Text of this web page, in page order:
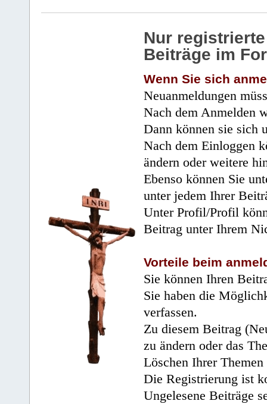
Nur
Beiträge im
Wenn Sie sich
Neuanmeldungen
Nach dem Anmelden
Dann können sie sich
Nach dem Einloggen
ändern oder weitere
Ebenso können Sie
unter jedem Ihrer
Unter Profil/Profil
Beitrag unter Ihrem
Vorteile beim
Sie können Ihren
Sie haben die
verfassen.
Zu diesem Beitrag
zu ändern oder das
Löschen Ihrer
Die Registrierung ist
Ungelesene Beiträge